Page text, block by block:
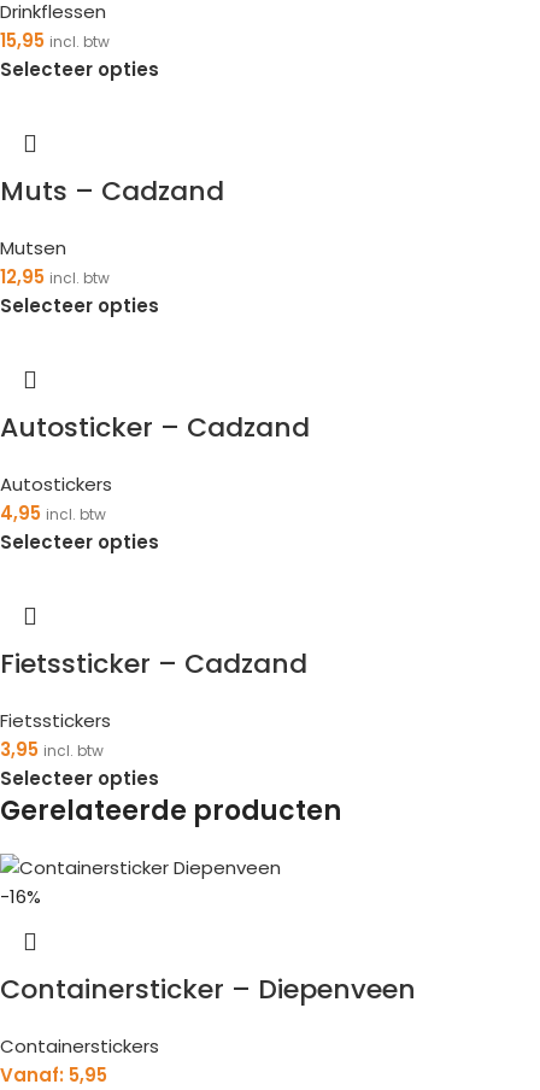
Drinkflessen
15,95 incl. btw
Selecteer opties
Muts – Cadzand
Mutsen
12,95 incl. btw
Selecteer opties
Autosticker – Cadzand
Autostickers
4,95 incl. btw
Selecteer opties
Fietssticker – Cadzand
Fietsstickers
3,95 incl. btw
Selecteer opties
Gerelateerde producten
-16%
Containersticker – Diepenveen
Containerstickers
Vanaf: 5,95